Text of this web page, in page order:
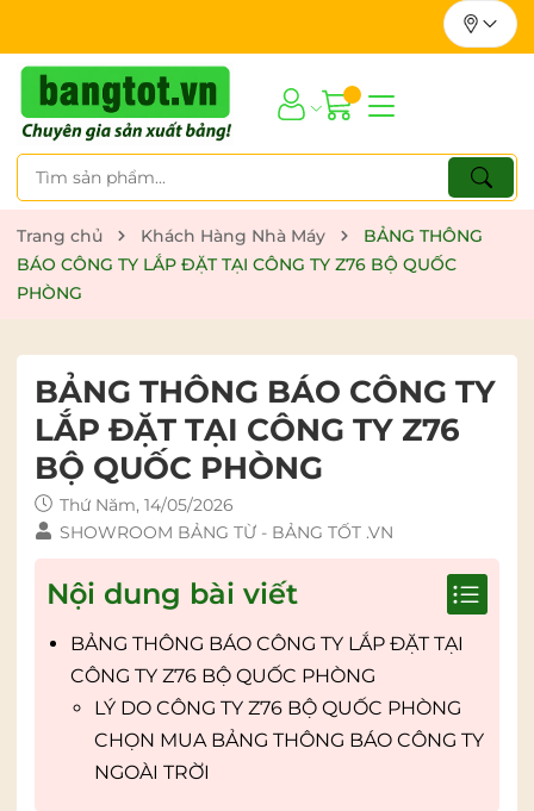
Trang chủ Khách Hàng Nhà Máy
BẢNG THÔNG
BÁO CÔNG TY LẮP ĐẶT TẠI CÔNG TY Z76 BỘ QUỐC
PHÒNG
BẢNG THÔNG BÁO CÔNG TY
LẮP ĐẶT TẠI CÔNG TY Z76
BỘ QUỐC PHÒNG
Thứ Năm, 14/05/2026
SHOWROOM BẢNG TỪ - BẢNG TỐT .VN
Nội dung bài viết
BẢNG THÔNG BÁO CÔNG TY LẮP ĐẶT TẠI
CÔNG TY Z76 BỘ QUỐC PHÒNG
LÝ DO CÔNG TY Z76 BỘ QUỐC PHÒNG
CHỌN MUA BẢNG THÔNG BÁO CÔNG TY
NGOÀI TRỜI